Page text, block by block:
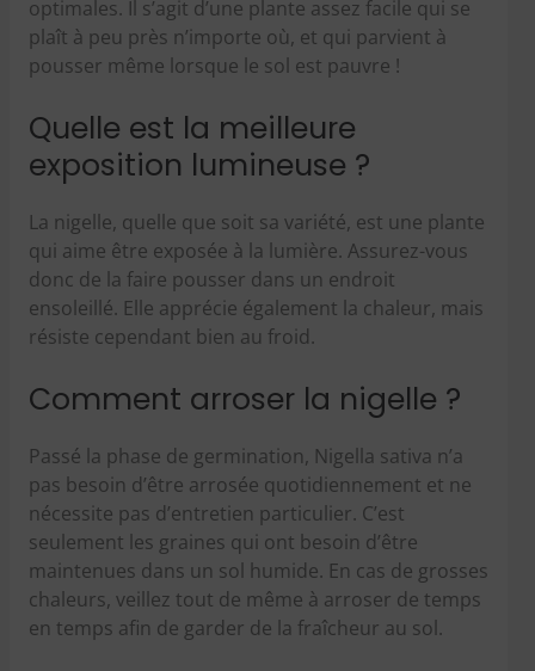
optimales. Il s’agit d’une plante assez facile qui se
plaît à peu près n’importe où, et qui parvient à
pousser même lorsque le sol est pauvre !
Quelle est la meilleure
exposition lumineuse ?
La nigelle, quelle que soit sa variété, est une plante
qui aime être exposée à la lumière. Assurez-vous
donc de la faire pousser dans un endroit
ensoleillé. Elle apprécie également la chaleur, mais
résiste cependant bien au froid.
Comment arroser la nigelle ?
Passé la phase de germination, Nigella sativa n’a
pas besoin d’être arrosée quotidiennement et ne
nécessite pas d’entretien particulier. C’est
seulement les graines qui ont besoin d’être
maintenues dans un sol humide. En cas de grosses
chaleurs, veillez tout de même à arroser de temps
en temps afin de garder de la fraîcheur au sol.